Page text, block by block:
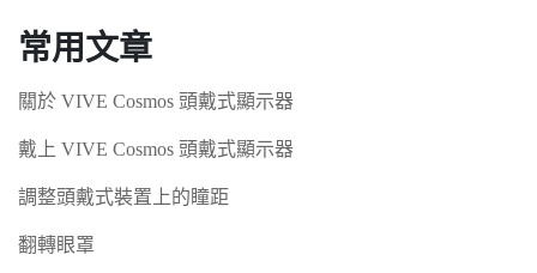
常用文章
關於 VIVE Cosmos 頭戴式顯示器
戴上 VIVE Cosmos 頭戴式顯示器
調整頭戴式裝置上的瞳距
翻轉眼罩